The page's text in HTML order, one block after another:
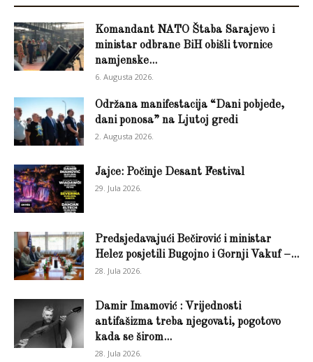
Komandant NATO Štaba Sarajevo i
ministar odbrane BiH obišli tvornice
namjenske...
6. Augusta 2026.
Održana manifestacija “Dani pobjede,
dani ponosa” na Ljutoj gredi
2. Augusta 2026.
Jajce: Počinje Desant Festival
29. Jula 2026.
Predsjedavajući Bečirović i ministar
Helez posjetili Bugojno i Gornji Vakuf –...
28. Jula 2026.
Damir Imamović : Vrijednosti
antifašizma treba njegovati, pogotovo
kada se širom...
28. Jula 2026.